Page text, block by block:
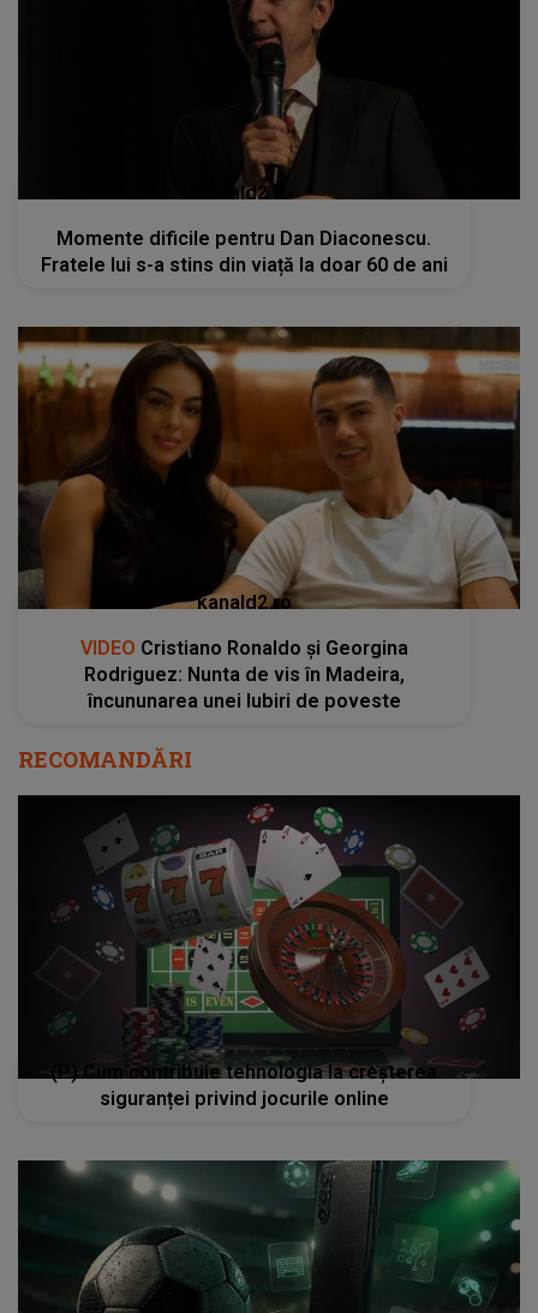
kanald2.ro
Momente dificile pentru Dan Diaconescu.
Fratele lui s-a stins din viață la doar 60 de ani
kanald2.ro
VIDEO Cristiano Ronaldo și Georgina
Rodriguez: Nunta de vis în Madeira,
încununarea unei Iubiri de poveste
RECOMANDĂRI
(P) Cum contribuie tehnologia la creșterea
siguranței privind jocurile online